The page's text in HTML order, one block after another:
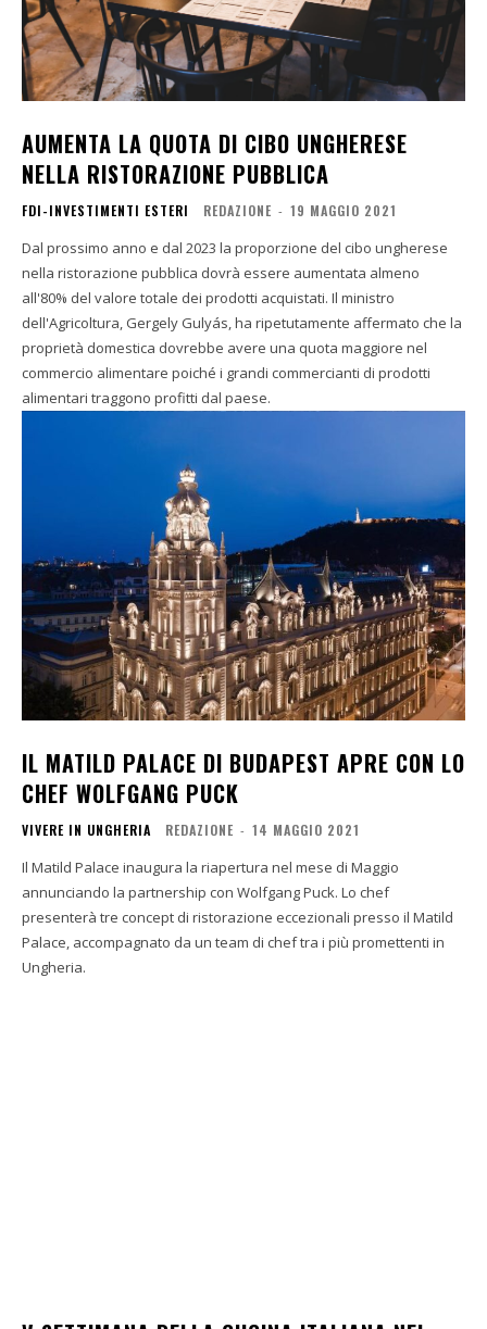
AUMENTA LA QUOTA DI CIBO UNGHERESE
NELLA RISTORAZIONE PUBBLICA
FDI-INVESTIMENTI ESTERI REDAZIONE - 19 MAGGIO 2021
Dal prossimo anno e dal 2023 la proporzione del cibo ungherese
nella ristorazione pubblica dovrà essere aumentata almeno
all'80% del valore totale dei prodotti acquistati. Il ministro
dell'Agricoltura, Gergely Gulyás, ha ripetutamente affermato che la
proprietà domestica dovrebbe avere una quota maggiore nel
commercio alimentare poiché i grandi commercianti di prodotti
alimentari traggono profitti dal paese.
IL MATILD PALACE DI BUDAPEST APRE CON LO
CHEF WOLFGANG PUCK
VIVERE IN UNGHERIA REDAZIONE - 14 MAGGIO 2021
Il Matild Palace inaugura la riapertura nel mese di Maggio
annunciando la partnership con Wolfgang Puck . Lo chef
presenterà tre concept di ristorazione eccezionali presso il Matild
Palace, accompagnato da un team di chef tra i più promettenti in
Ungheria.